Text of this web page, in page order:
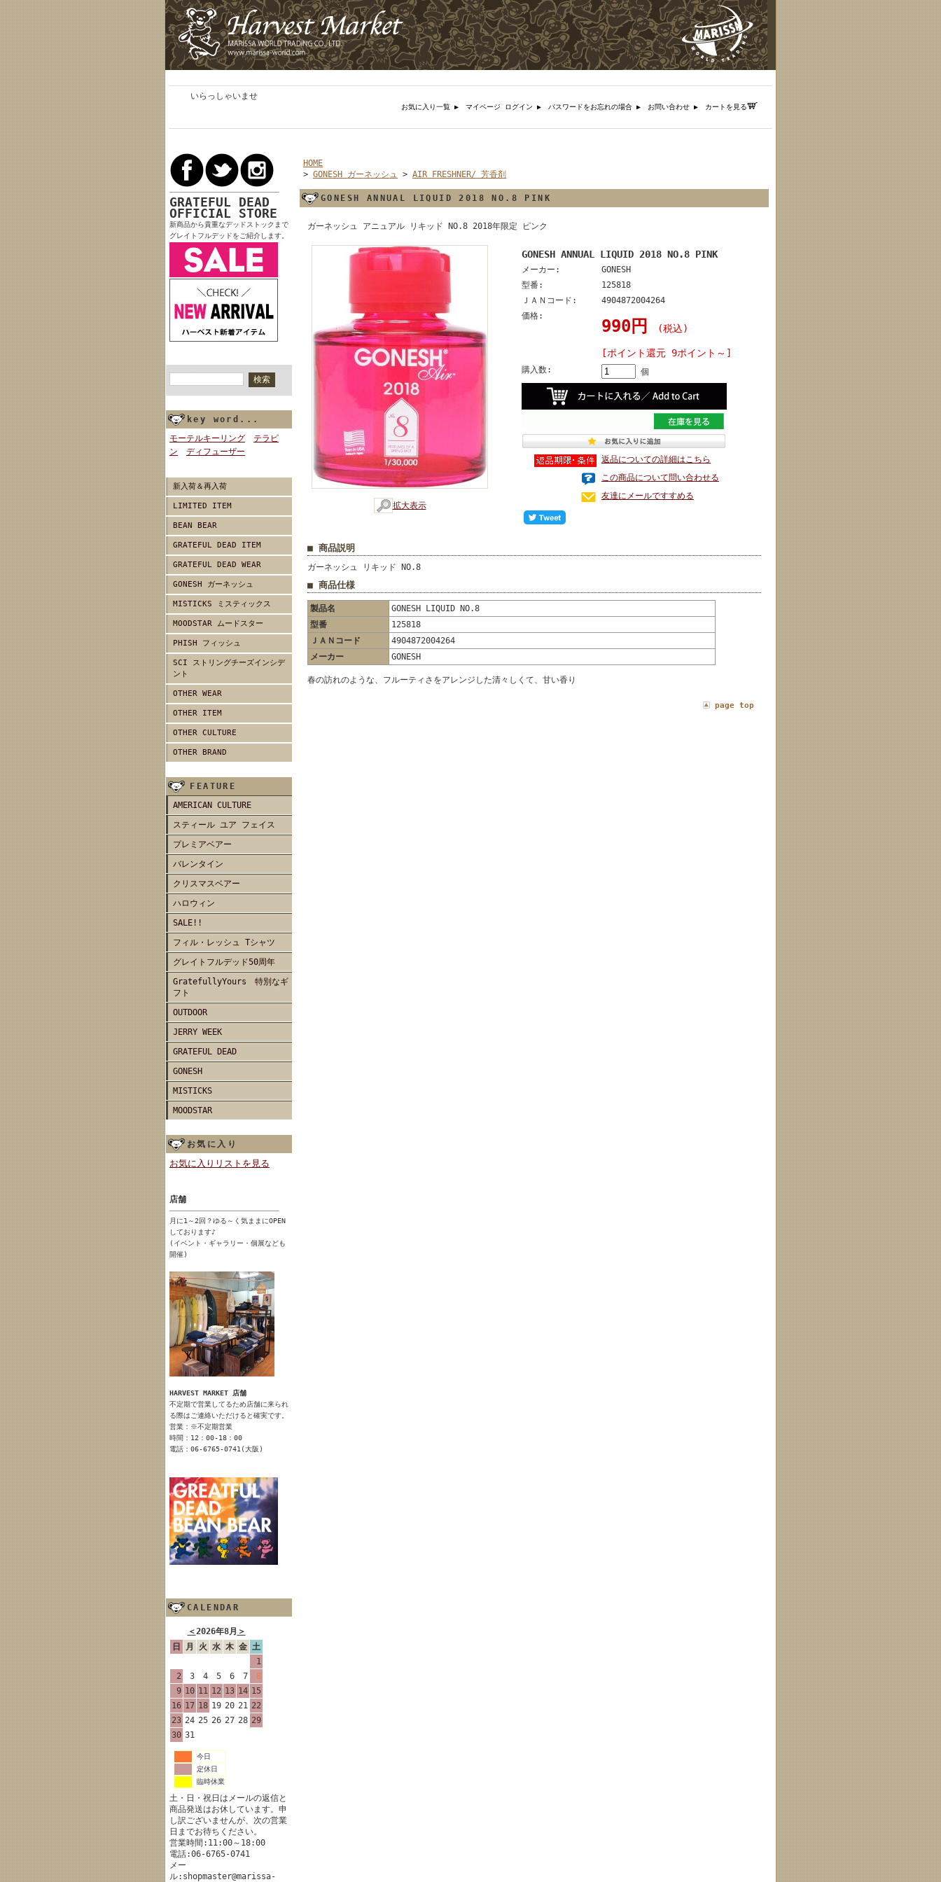
いらっしゃいませ
お気に入り一覧 ▶︎ マイページ ログイン ▶︎ パスワードをお忘れの場合 ▶︎ お問い合わせ ▶︎ カートを見る
GRATEFUL DEAD
OFFICIAL STORE
新商品から貴重なデッドストックまで
グレイトフルデッドをご紹介します。
key word...
モーテルキーリング
テラピ
ン
ディフューザー
新入荷＆再入荷
LIMITED ITEM
BEAN BEAR
GRATEFUL DEAD ITEM
GRATEFUL DEAD WEAR
GONESH ガーネッシュ
MISTICKS ミスティックス
MOODSTAR ムードスター
PHISH フィッシュ
SCI ストリングチーズインシデ
ント
OTHER WEAR
OTHER ITEM
OTHER CULTURE
OTHER BRAND
FEATURE
AMERICAN CULTURE
スティール ユア フェイス
プレミアベアー
バレンタイン
クリスマスベアー
ハロウィン
SALE!!
フィル・レッシュ Tシャツ
グレイトフルデッド50周年
GratefullyYours 特別なギ
フト
OUTDOOR
JERRY WEEK
GRATEFUL DEAD
GONESH
MISTICKS
MOODSTAR
お気に入り
お気に入りリストを見る
店舗
月に1～2回？ゆる～く気ままにOPEN
しております♪
(イベント・ギャラリー・個展なども
開催)
HARVEST MARKET 店舗
不定期で営業してるため店舗に来られ
る際はご連絡いただけると確実です。
営業：※不定期営業
時間：12：00-18：00
電話：06-6765-0741(大阪)
CALENDAR
＜2026年8月 ＞
日
月 火 水 木 金 土
1
2
3 4 5 6 7
8
9 10 11 12 13 14 15
16 17 18 19 20 21 22
23 24 25 26 27 28 29
30 31
今日
定休日
臨時休業
土・日・祝日はメールの返信と
商品発送はお休しています。申
し訳ございませんが、次の営業
日までお待ちください。
営業時間:11:00～18:00
電話:06-6765-0741
メー
ル:shopmaster@marissa-
HOME
> GONESH ガーネッシュ > AIR FRESHNER/ 芳香剤
GONESH ANNUAL LIQUID 2018 NO.8 PINK
ガーネッシュ アニュアル リキッド NO.8 2018年限定 ピンク
拡大表示
GONESH ANNUAL LIQUID 2018 NO.8 PINK
メーカー:
GONESH
型番:
125818
ＪＡＮコード:
4904872004264
価格:
990円 (税込)
[ポイント還元 9ポイント～]
購入数: 個
返品についての詳細はこちら
この商品について問い合わせる
友達にメールですすめる
■ 商品説明
ガーネッシュ リキッド NO.8
■ 商品仕様
製品名
GONESH LIQUID NO.8
型番
125818
ＪＡＮコード
4904872004264
メーカー
GONESH
春の訪れのような、フルーティさをアレンジした清々しくて、甘い香り
page top